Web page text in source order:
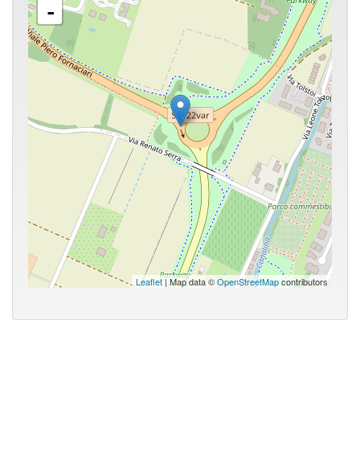
-
Leaflet| Map data ©OpenStreetMapcontributors